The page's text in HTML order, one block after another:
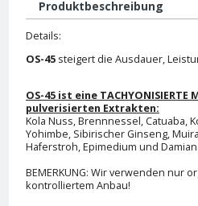
Produktbeschreibung
Details:
OS-45steigert die Ausdauer,
OS-45 ist eine TACHYONISIERTE
pulverisierten Extrakten:
Kola Nuss, Brennnessel, Catuaba,
Yohimbe, Sibirischer Ginseng,
Haferstroh, Epimedium und
BEMERKUNG: Wir verwenden nur
kontrolliertem Anbau!